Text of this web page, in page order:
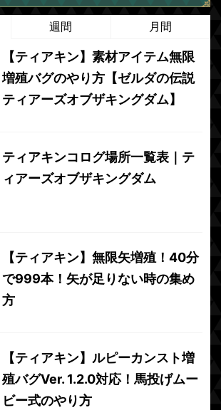
週間 月間
【ティアキン】素材アイテム無限
増殖バグのやり方【ゼルダの伝説
ティアーズオブザキングダム】
ティアキンコログ場所一覧表｜テ
ィアーズオブザキングダム
【ティアキン】無限矢増殖！40分
で999本！矢が足りない時の集め
方
【ティアキン】ルピーカンスト増
殖バグVer. 1.2.0対応！馬投げムー
ビー式のやり方